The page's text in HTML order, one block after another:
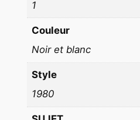
B
N
C
o
1
Couleur
Noir et blanc
Style
1980